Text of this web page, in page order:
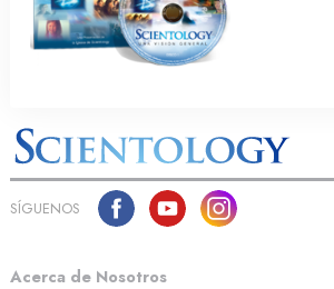
SÍGUENOS
Acerca de Nosotros